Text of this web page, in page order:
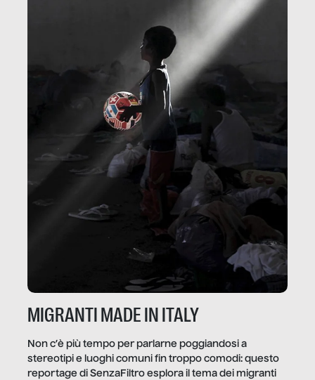
MIGRANTI MADE IN ITALY
Non c’è più tempo per parlarne poggiandosi a
stereotipi e luoghi comuni fin troppo comodi: questo
reportage di SenzaFiltro esplora il tema dei migranti